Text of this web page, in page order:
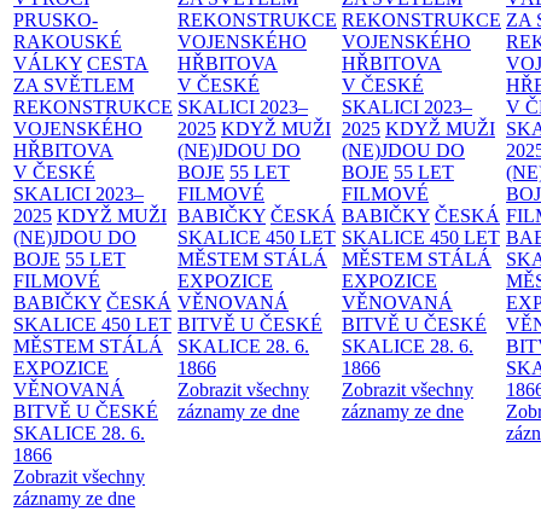
PRUSKO-
RAKOUSKÉ
VÁLKY CESTA
ZA SVĚTLEM
REKONSTRUKCE
VOJENSKÉHO
HŘBITOVA
V ČESKÉ
SKALICI 2023–
2025 KDYŽ MUŽI
(NE)JDOU DO
BOJE 55 LET
FILMOVÉ
BABIČKY ČESKÁ
SKALICE 450 LET
MĚSTEM STÁLÁ
EXPOZICE
VĚNOVANÁ
BITVĚ U ČESKÉ
SKALICE 28. 6.
1866
Zobrazit všechny
záznamy ze dne
REKONSTRUKCE
VOJENSKÉHO
HŘBITOVA
V ČESKÉ
SKALICI 2023–
2025 KDYŽ MUŽI
(NE)JDOU DO
BOJE 55 LET
FILMOVÉ
BABIČKY ČESKÁ
SKALICE 450 LET
MĚSTEM STÁLÁ
EXPOZICE
VĚNOVANÁ
BITVĚ U ČESKÉ
SKALICE 28. 6.
1866
Zobrazit všechny
záznamy ze dne
REKONSTRUKCE
VOJENSKÉHO
HŘBITOVA
V ČESKÉ
SKALICI 2023–
2025 KDYŽ MUŽI
(NE)JDOU DO
BOJE 55 LET
FILMOVÉ
BABIČKY ČESKÁ
SKALICE 450 LET
MĚSTEM STÁLÁ
EXPOZICE
VĚNOVANÁ
BITVĚ U ČESKÉ
SKALICE 28. 6.
1866
Zobrazit všechny
záznamy ze dne
ZA
V